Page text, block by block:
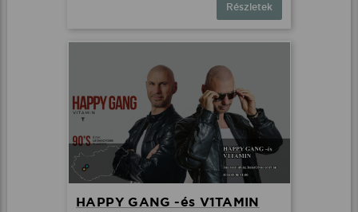
Részletek
HAPPY GANG -és V1TAMIN